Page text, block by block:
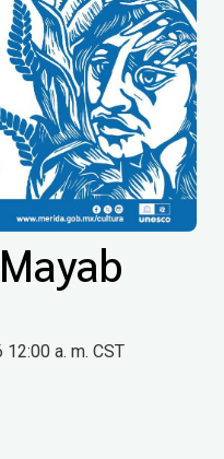
a. m. CST